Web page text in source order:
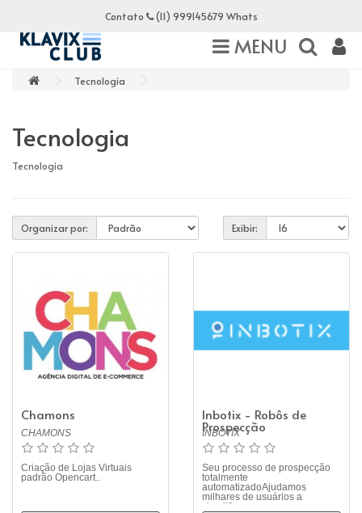
Contato (11) 999145679 Whats
MENU
Tecnologia
Tecnologia
Tecnologia
Organizar por: Exibir:
Chamons
CHAMONS
Criação de Lojas Virtuais
padrão Opencart..
Inbotix - Robôs de
Prospecção
INBOTIX
Seu processo de prospecção
totalmente
automatizadoAjudamos
milhares de usuários a
simplificarem os e..